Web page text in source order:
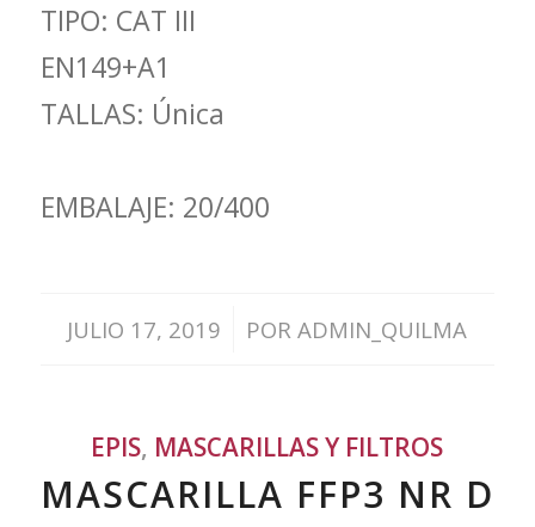
TIPO: CAT III
EN149+A1
TALLAS: Única
EMBALAJE: 20/400
JULIO 17, 2019
/ PORADMIN_QUILMA
EPIS, MASCARILLAS Y FILTROS
MASCARILLA FFP3 NR D